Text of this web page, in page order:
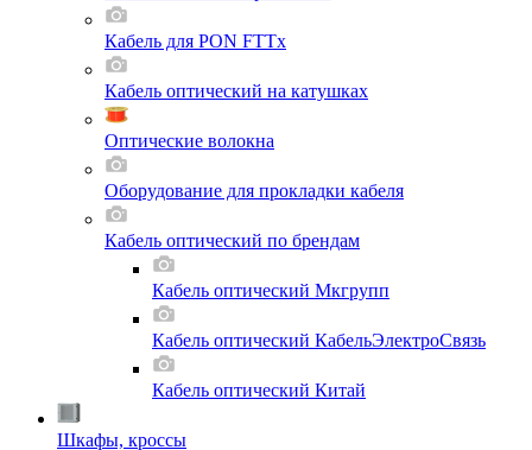
Кабель для PON FTTx
Кабель оптический на катушках
Оптические волокна
Оборудование для прокладки кабеля
Кабель оптический по брендам
Кабель оптический Мкгрупп
Кабель оптический КабельЭлектроСвязь
Кабель оптический Китай
Шкафы, кроссы